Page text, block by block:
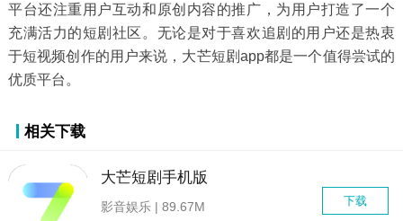
平台还注重用户互动和原创内容的推广，为用户打造了一个
充满活力的短剧社区。无论是对于喜欢追剧的用户还是热衷
于短视频创作的用户来说，大芒短剧app都是一个值得尝试的
优质平台。
相关下载
大芒短剧手机版
下载
影音娱乐 | 89.67M